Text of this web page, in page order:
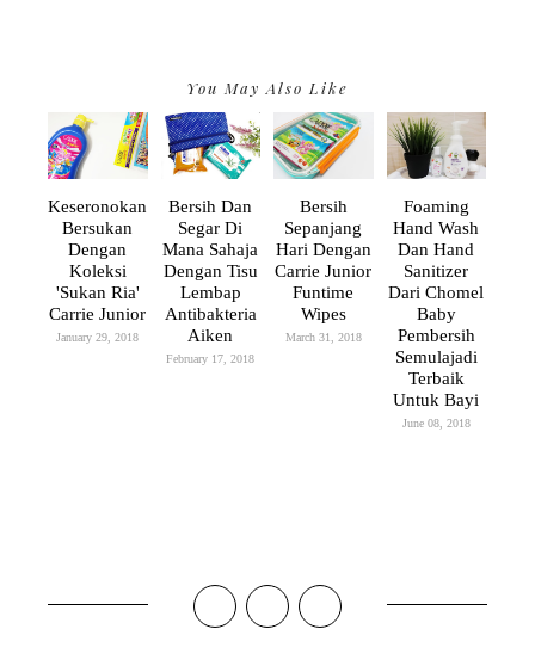
You May Also Like
Keseronokan
Bersukan
Dengan
Koleksi
'Sukan Ria'
Carrie Junior
January 29, 2018
Bersih Dan
Segar Di
Mana Sahaja
Dengan Tisu
Lembap
Antibakteria
Aiken
February 17, 2018
Bersih
Sepanjang
Hari Dengan
Carrie Junior
Funtime
Wipes
March 31, 2018
Foaming
Hand Wash
Dan Hand
Sanitizer
Dari Chomel
Baby
Pembersih
Semulajadi
Terbaik
Untuk Bayi
June 08, 2018